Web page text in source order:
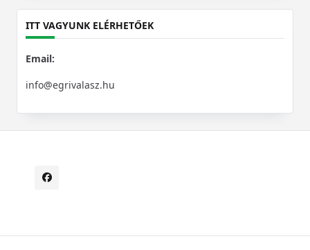
ITT VAGYUNK ELÉRHETŐEK
Email:
info@egrivalasz.hu